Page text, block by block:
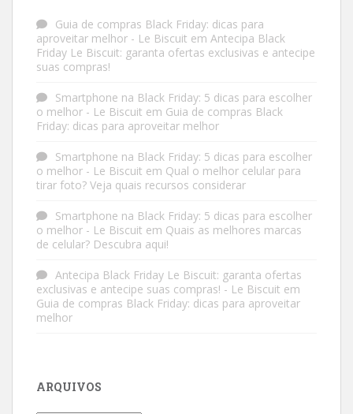
Guia de compras Black Friday: dicas para
aproveitar melhor - Le Biscuit em Antecipa Black
Friday Le Biscuit: garanta ofertas exclusivas e antecipe
suas compras!
Smartphone na Black Friday: 5 dicas para escolher
o melhor - Le Biscuit em Guia de compras Black
Friday: dicas para aproveitar melhor
Smartphone na Black Friday: 5 dicas para escolher
o melhor - Le Biscuit em Qual o melhor celular para
tirar foto? Veja quais recursos considerar
Smartphone na Black Friday: 5 dicas para escolher
o melhor - Le Biscuit em Quais as melhores marcas
de celular? Descubra aqui!
Antecipa Black Friday Le Biscuit: garanta ofertas
exclusivas e antecipe suas compras! - Le Biscuit em
Guia de compras Black Friday: dicas para aproveitar
melhor
ARQUIVOS